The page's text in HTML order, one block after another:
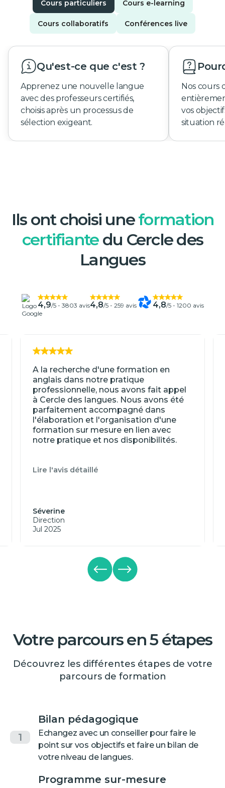
Cours particuliers Cours e-learning
Cours collaboratifs Conférences live
Qu'est-ce que c'est ?
Apprenez une nouvelle langue
avec des professeurs certifiés,
choisis après un processus de
sélection exigeant.
Nos cours
vos
situation
Ils ont choisi uneformation
certifiantedu Cercle des
Langues
4,9/5 - 3803 avis4,8/5 - 259 avis 4,8/5 - 1200 avis
A la recherche d'une formation en
anglais dans notre pratique
professionnelle, nous avons fait appel
à Cercle des langues. Nous avons été
parfaitement accompagné dans
l'élaboration et l'organisation d'une
formation sur mesure en lien avec
notre pratique et nos disponibilités.
Lire l'avis détaillé
Séverine
Direction
Jul 2025
Votre parcours en 5 étapes
Découvrez les différentes étapes de votre
parcours de formation
1
Bilan pédagogique
Echangez avec un conseiller pour faire le
point sur vos objectifs et faire un bilan de
votre niveau de langues.
Programme sur-mesure